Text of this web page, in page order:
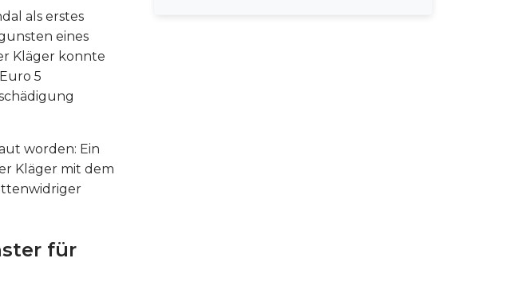
als erstes
eines
Kläger konnte
5
worden: Ein
Kläger mit dem
für